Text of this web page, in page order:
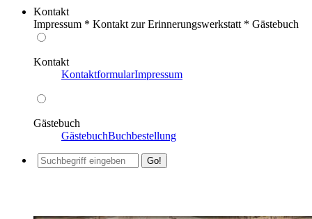
Kontakt
Impressum * Kontakt zur Erinnerungswerkstatt * Gästebuch
Kontakt
KontaktformularImpressum
Gästebuch
GästebuchBuchbestellung